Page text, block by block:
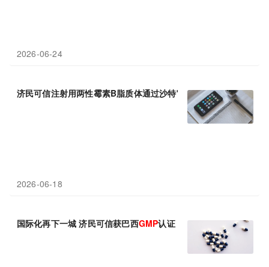
2026-06-24
济民可信注射用两性霉素B脂质体通过沙特官方GMP审计
2026-06-18
国际化再下一城 济民可信获巴西GMP认证